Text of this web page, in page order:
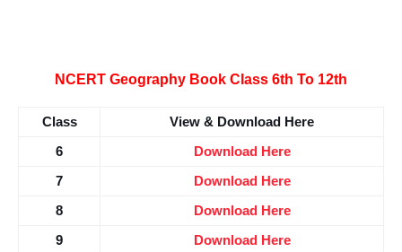
NCERT Geography Book Class 6th To 12th
Class View & Download Here
6 Download Here
7 Download Here
8 Download Here
9 Download Here